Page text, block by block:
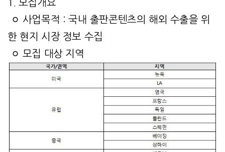
1. 모집개요
ㅇ 사업목적 : 국내 출판콘텐츠의 해외 수출을 위
한 현지 시장 정보 수집
ㅇ 모집 대상 지역